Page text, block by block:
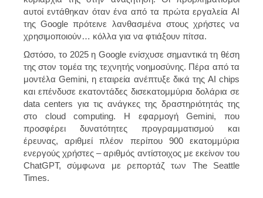
αυτοί εντάθηκαν όταν ένα από τα πρώτα εργαλεία AI
της Google πρότεινε λανθασμένα στους χρήστες να
χρησιμοποιούν… κόλλα για να φτιάξουν πίτσα.
Ωστόσο, το 2025 η Google ενίσχυσε σημαντικά τη θέση
της στον τομέα της τεχνητής νοημοσύνης. Πέρα από τα
μοντέλα Gemini, η εταιρεία ανέπτυξε δικά της AI chips
και επένδυσε εκατοντάδες δισεκατομμύρια δολάρια σε
data centers για τις ανάγκες της δραστηριότητάς της
στο cloud computing. Η εφαρμογή Gemini, που
προσφέρει δυνατότητες προγραμματισμού και
έρευνας, αριθμεί πλέον περίπου 900 εκατομμύρια
ενεργούς χρήστες – αριθμός αντίστοιχος με εκείνον του
ChatGPT, σύμφωνα με ρεπορτάζ των The Seattle
Times.